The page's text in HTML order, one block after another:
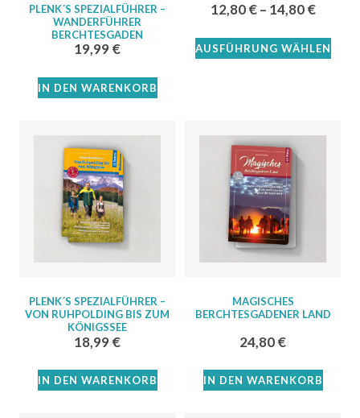
PLENK´S SPEZIALFÜHRER –
WANDERFÜHRER
BERCHTESGADEN
19,99€
IN DEN WARENKORB
12,80€ – 14,80€
AUSFÜHRUNG WÄHLEN
PLENK´S SPEZIALFÜHRER –
VON RUHPOLDING BIS ZUM
KÖNIGSSEE
18,99€
IN DEN WARENKORB
MAGISCHES
BERCHTESGADENER LAND
24,80€
IN DEN WARENKORB